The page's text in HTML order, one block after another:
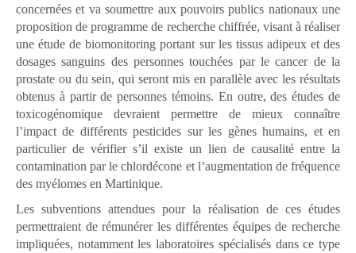
concernées et va soumettre aux pouvoirs publics nationaux une
proposition de programme de recherche chiffrée, visant à réaliser
une étude de biomonitoring portant sur les tissus adipeux et des
dosages sanguins des personnes touchées par le cancer de la
prostate ou du sein, qui seront mis en parallèle avec les résultats
obtenus à partir de personnes témoins. En outre, des études de
toxicogénomique devraient permettre de mieux connaître
l’impact de différents pesticides sur les gènes humains, et en
particulier de vérifier s’il existe un lien de causalité entre la
contamination par le chlordécone et l’augmentation de fréquence
des myélomes en Martinique.
Les subventions attendues pour la réalisation de ces études
permettraient de rémunérer les différentes équipes de recherche
impliquées, notamment les laboratoires spécialisés dans ce type